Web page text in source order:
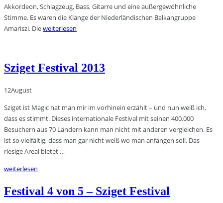
Akkordeon, Schlagzeug, Bass, Gitarre und eine außergewöhnliche
Stimme. Es waren die Klänge der Niederländischen Balkangruppe
Amariszi. Dieweiterlesen
Sziget Festival 2013
12August
Sziget ist Magic hat man mir im vorhinein erzählt – und nun weiß ich,
dass es stimmt. Dieses internationale Festival mit seinen 400.000
Besuchern aus 70 Ländern kann man nicht mit anderen vergleichen. Es
ist so vielfältig, dass man gar nicht weiß wo man anfangen soll. Das
riesige Areal bietet …
weiterlesen
Festival 4 von 5 – Sziget Festival